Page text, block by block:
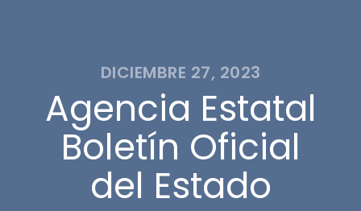
DICIEMBRE 27, 2023
Agencia Estatal
Boletín Oficial
del Estado